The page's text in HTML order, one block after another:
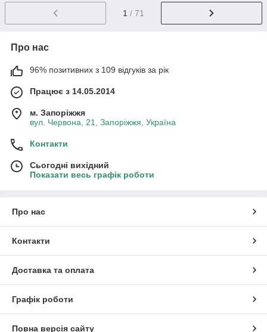
1 / 71
Про нас
96% позитивних з 109 відгуків за рік
Працює з 14.05.2014
м. Запоріжжя
вул. Червона, 21, Запоріжжя, Україна
Контакти
Сьогодні вихідний
Показати весь графік роботи
Про нас
Контакти
Доставка та оплата
Графік роботи
Повна версія сайту